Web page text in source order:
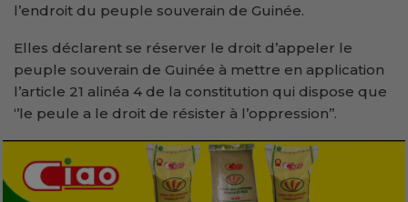
l’endroit du peuple souverain de Guinée.
Elles déclarent se réserver le droit d’appeler le
peuple souverain de Guinée à mettre en application
l’article 21 alinéa 4 de la constitution qui dispose que
‘’le peule a le droit de résister à l’oppression’’.